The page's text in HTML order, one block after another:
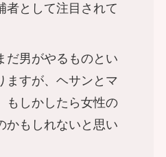
者として注目されて
だ男がやるものとい
ますが、ヘサンとマ
もしかしたら女性の
かもしれないと思い